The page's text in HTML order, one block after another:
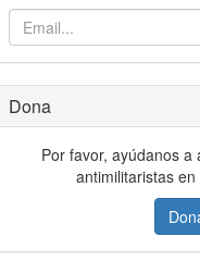
Dona
Por favor, ayúdanos a
antimilitaristas